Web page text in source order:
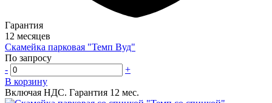
Гарантия
12 месяцев
Скамейка парковая "Темп Вуд"
По запросу
-
+
В корзину
Включая НДС. Гарантия 12 мес.